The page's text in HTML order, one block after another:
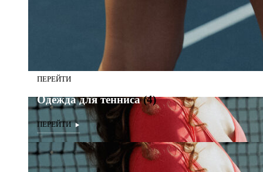
Одежда для тенниса
Одежда для тенниса(4)